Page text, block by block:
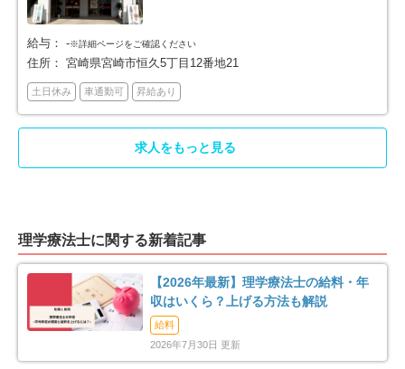
給与： -※詳細ページをご確認ください
住所： 宮崎県宮崎市恒久5丁目12番地21
土日休み 車通勤可 昇給あり
求人をもっと見る
理学療法士に関する新着記事
【2026年最新】理学療法士の給料・年
収はいくら？上げる方法も解説
給料
2026年7月30日 更新